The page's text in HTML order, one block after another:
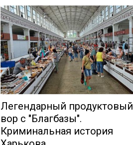
Легендарный продуктовый
вор с "Благбазы".
Криминальная история